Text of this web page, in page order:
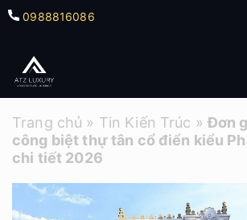
0988816086
Trang chủ » Tin Kiến Trúc »Đơn
công biệt thự tân cổ điển kiểu
chi tiết 2026